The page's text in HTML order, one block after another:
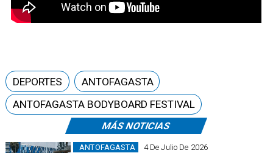
MÁS NOTICIAS
4 De Julio De 2026
ANTOFAGASTA
DEPORTES
ANTOFAGASTA
ANTOFAGASTA BODYBOARD FESTIVAL